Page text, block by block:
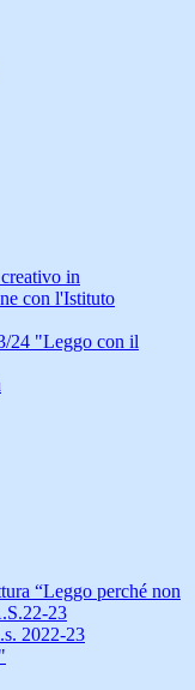
in
con l'Istituto
24 "Leggo con il
“Leggo perché non
23
2022-23